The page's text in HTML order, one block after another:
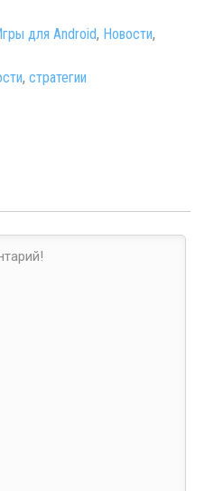
для Android, Новости,
, стратегии